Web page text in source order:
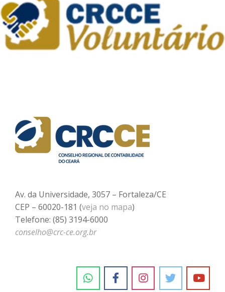
Av. da Universidade, 3057 – Fortaleza/CE
CEP – 60020-181 (veja no mapa)
Telefone: (85) 3194-6000
conselho@crc-ce.org.br